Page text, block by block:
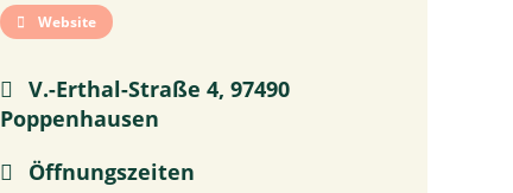
Website
V.-Erthal-Straße 4, 97490
Poppenhausen
Öffnungszeiten